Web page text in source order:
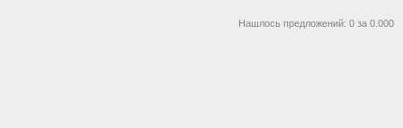
Нашлось предложений: 0 за 0.000